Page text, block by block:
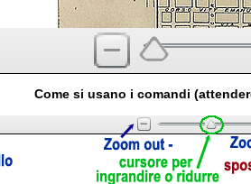
Come si usano i comandi